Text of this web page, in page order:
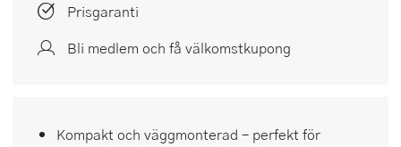
Prisgaranti
Bli medlem och få välkomstkupong
Kompakt och väggmonterad – perfekt för